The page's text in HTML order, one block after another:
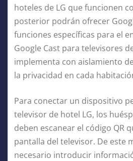
hoteles de LG que funcionen
posterior podrán ofrecer
funciones específicas para el
Google Cast para televisores
implementa con aislamiento
la privacidad en cada
Para conectar un dispositivo
televisor de hotel LG, los
deben escanear el código QR
pantalla del televisor. De este
necesario introducir